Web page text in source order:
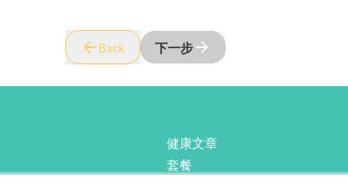
Back 下一步
健康文章
套餐